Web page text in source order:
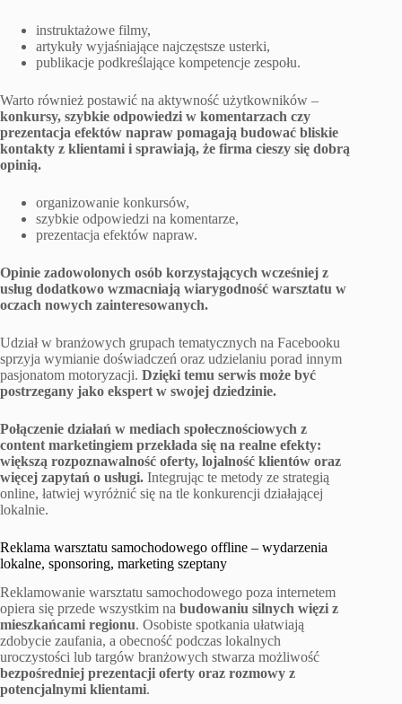
instruktażowe filmy,
artykuły wyjaśniające najczęstsze usterki,
publikacje podkreślające kompetencje zespołu.
Warto również postawić na aktywność użytkowników –
konkursy, szybkie odpowiedzi w komentarzach czy
prezentacja efektów napraw pomagają budować bliskie
kontakty z klientami i sprawiają, że firma cieszy się dobrą
opinią.
organizowanie konkursów,
szybkie odpowiedzi na komentarze,
prezentacja efektów napraw.
Opinie zadowolonych osób korzystających wcześniej z
usług dodatkowo wzmacniają wiarygodność warsztatu w
oczach nowych zainteresowanych.
Udział w branżowych grupach tematycznych na Facebooku
sprzyja wymianie doświadczeń oraz udzielaniu porad innym
pasjonatom motoryzacji. Dzięki temu serwis może być
postrzegany jako ekspert w swojej dziedzinie.
Połączenie działań w mediach społecznościowych z
content marketingiem przekłada się na realne efekty:
większą rozpoznawalność oferty, lojalność klientów oraz
więcej zapytań o usługi. Integrując te metody ze strategią
online, łatwiej wyróżnić się na tle konkurencji działającej
lokalnie.
Reklama warsztatu samochodowego offline – wydarzenia
lokalne, sponsoring, marketing szeptany
Reklamowanie warsztatu samochodowego poza internetem
opiera się przede wszystkim na budowaniu silnych więzi z
mieszkańcami regionu. Osobiste spotkania ułatwiają
zdobycie zaufania, a obecność podczas lokalnych
uroczystości lub targów branżowych stwarza możliwość
bezpośredniej prezentacji oferty oraz rozmowy z
potencjalnymi klientami.